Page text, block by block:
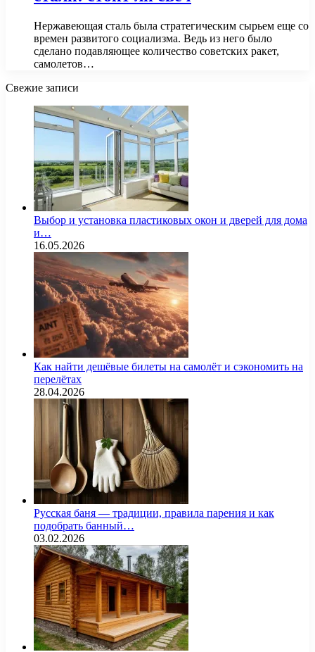
Нержавеющая сталь была стратегическим сырьем еще со
времен развитого социализма. Ведь из него было
сделано подавляющее количество советских ракет,
самолетов…
Свежие записи
Выбор и установка пластиковых окон и дверей для дома
и…
16.05.2026
Как найти дешёвые билеты на самолёт и сэкономить на
перелётах
28.04.2026
Русская баня — традиции, правила парения и как
подобрать банный…
03.02.2026